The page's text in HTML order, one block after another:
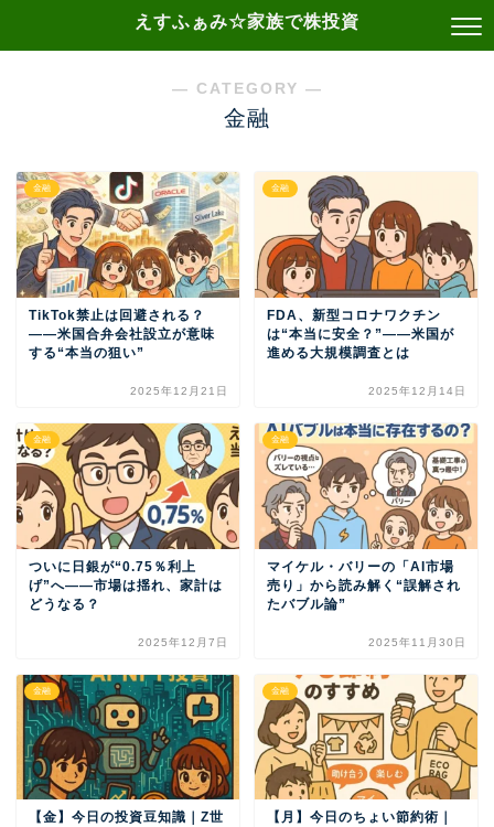
えすふぁみ☆家族で株投資
― CATEGORY ―
金融
金融
TikTok禁止は回避される？
——米国合弁会社設立が意味
する“本当の狙い”
2025年12月21日
金融
FDA、新型コロナワクチン
は“本当に安全？”——米国が
進める大規模調査とは
2025年12月14日
金融
ついに日銀が“0.75％利上
げ”へ——市場は揺れ、家計は
どうなる？
2025年12月7日
金融
マイケル・バリーの「AI市場
売り」から読み解く“誤解され
たバブル論”
2025年11月30日
金融
【金】今日の投資豆知識｜Z世
金融
【月】今日のちょい節約術｜